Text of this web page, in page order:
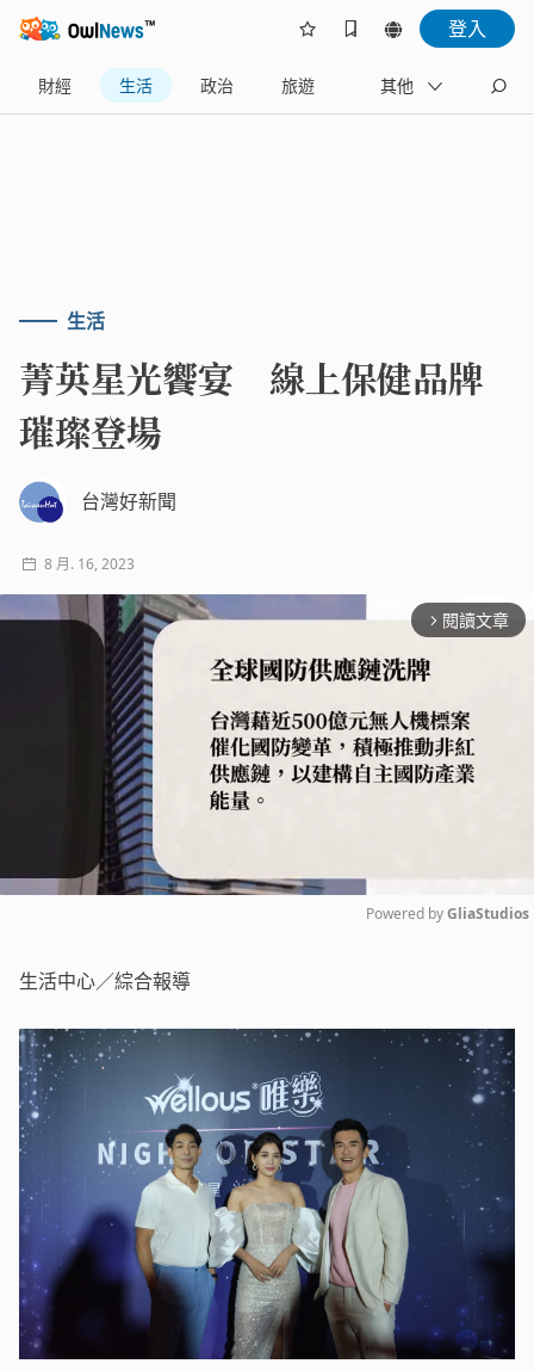
登入
財經 生活 政治 旅遊 體育
其他
生活
菁英星光饗宴 線上保健品牌
璀璨登場
台灣好新聞
8 月. 16, 2023
arrow_forward_ios 閱讀文章
Powered by GliaStudios
生活中心／綜合報導